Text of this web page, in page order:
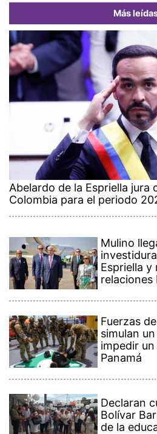
Más
Abelardo de la Espriella jura
Colombia para el periodo
Mulino
Espriella y
relaciones
Fuerzas
simulan
impedir
Panamá
Declaran
Bolívar
de la